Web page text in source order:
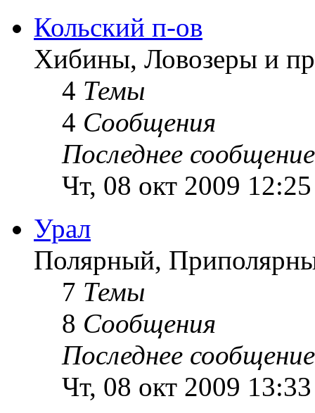
Кольский п-ов
Хибины, Ловозеры и
4 Темы
4 Сообщения
Последнее сообщение
Чт, 08 окт 2009 12:25
Урал
Полярный,
7 Темы
8 Сообщения
Последнее сообщение
Чт, 08 окт 2009 13:33